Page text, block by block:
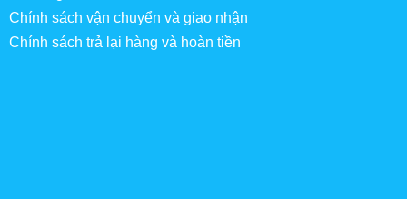
Chính sách vận chuyển và giao nhận
Chính sách trả lại hàng và hoàn tiền